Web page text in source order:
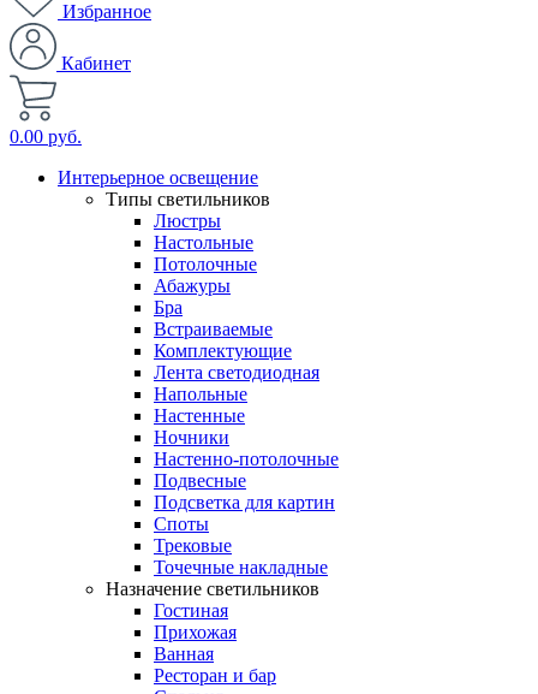
Избранное
Кабинет
0.00 руб.
Интерьерное освещение
Типы светильников
Люстры
Настольные
Потолочные
Абажуры
Бра
Встраиваемые
Комплектующие
Лента светодиодная
Напольные
Настенные
Ночники
Настенно-потолочные
Подвесные
Подсветка для картин
Споты
Трековые
Точечные накладные
Назначение светильников
Гостиная
Прихожая
Ванная
Ресторан и бар